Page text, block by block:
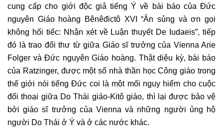
cung cấp cho giới độc giả tiếng Ý về bài báo của Đức
nguyên Giáo hoàng Bênêđictô XVI “Ân sủng và ơn gọi
không hối tiếc: Nhận xét về Luận thuyết De Iudaeis”, tiếp
đó là trao đổi thư từ giữa Giáo sĩ trưởng của Vienna Arie
Folger và Đức nguyên Giáo hoàng. Thật diệu kỳ, bài báo
của Ratzinger, được một số nhà thần học Công giáo trong
thế giới nói tiếng Đức coi là một mối nguy hiểm cho cuộc
đối thoại giữa Do Thái giáo-Kitô giáo, thì lại được bảo vệ
bởi giáo sĩ trưởng của Vienna và những người ủng hộ
người Do Thái ở Ý và ở các nước khác.